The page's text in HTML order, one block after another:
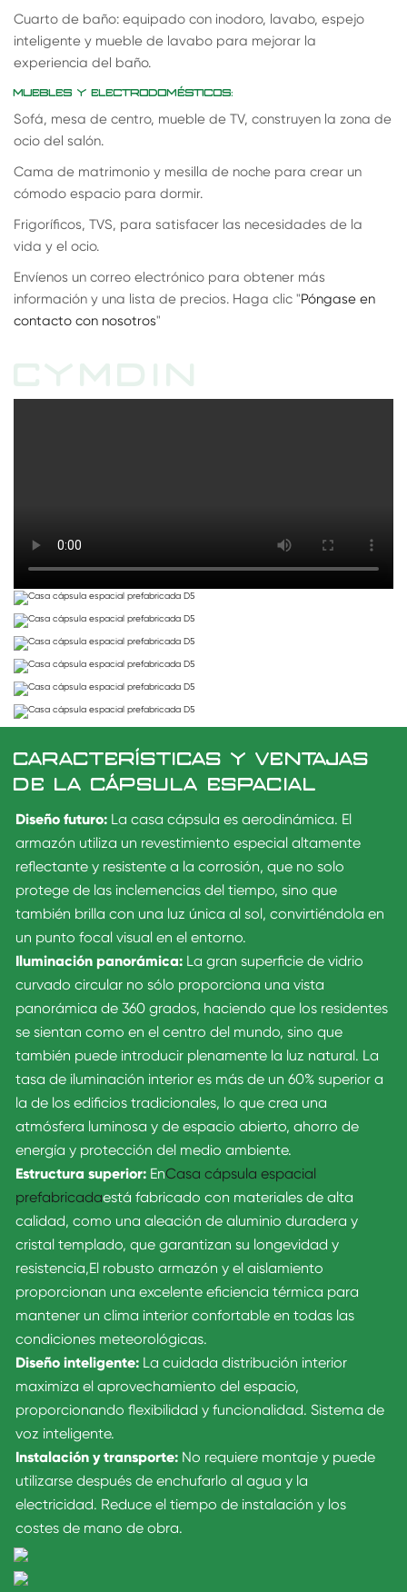
Cuarto de baño: equipado con inodoro, lavabo, espejo
inteligente y mueble de lavabo para mejorar la
experiencia del baño.
MUEBLES Y ELECTRODOMÉSTICOS:
Sofá, mesa de centro, mueble de TV, construyen la zona de
ocio del salón.
Cama de matrimonio y mesilla de noche para crear un
cómodo espacio para dormir.
Frigoríficos, TVS, para satisfacer las necesidades de la
vida y el ocio.
Envíenos un correo electrónico para obtener más
información y una lista de precios. Haga clic "Póngase en
contacto con nosotros"
CYMDIN
CARACTERÍSTICAS Y VENTAJAS
DE LA CÁPSULA ESPACIAL
Diseño futuro: La casa cápsula es aerodinámica. El
armazón utiliza un revestimiento especial altamente
reflectante y resistente a la corrosión, que no solo
protege de las inclemencias del tiempo, sino que
también brilla con una luz única al sol, convirtiéndola en
un punto focal visual en el entorno.
Iluminación panorámica: La gran superficie de vidrio
curvado circular no sólo proporciona una vista
panorámica de 360 grados, haciendo que los residentes
se sientan como en el centro del mundo, sino que
también puede introducir plenamente la luz natural. La
tasa de iluminación interior es más de un 60% superior a
la de los edificios tradicionales, lo que crea una
atmósfera luminosa y de espacio abierto, ahorro de
energía y protección del medio ambiente.
Estructura superior: EnCasa cápsula espacial
prefabricadaestá fabricado con materiales de alta
calidad, como una aleación de aluminio duradera y
cristal templado, que garantizan su longevidad y
resistencia,El robusto armazón y el aislamiento
proporcionan una excelente eficiencia térmica para
mantener un clima interior confortable en todas las
condiciones meteorológicas.
Diseño inteligente: La cuidada distribución interior
maximiza el aprovechamiento del espacio,
proporcionando flexibilidad y funcionalidad. Sistema de
voz inteligente.
Instalación y transporte: No requiere montaje y puede
utilizarse después de enchufarlo al agua y la
electricidad. Reduce el tiempo de instalación y los
costes de mano de obra.